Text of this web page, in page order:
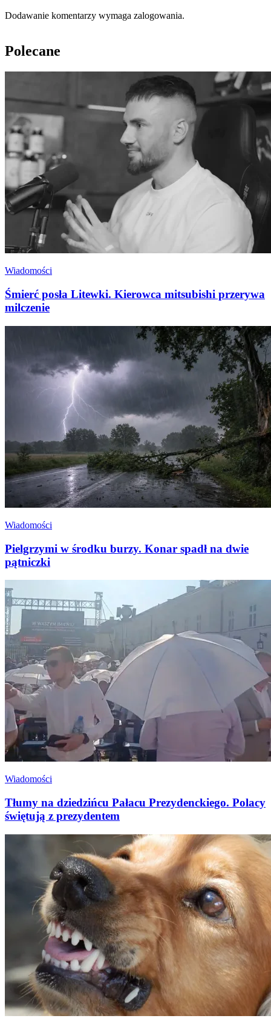
Dodawanie komentarzy wymaga zalogowania.
Polecane
Wiadomości
Śmierć posła Litewki. Kierowca mitsubishi przerywa
milczenie
Wiadomości
Pielgrzymi w środku burzy. Konar spadł na dwie
pątniczki
Wiadomości
Tłumy na dziedzińcu Pałacu Prezydenckiego. Polacy
świętują z prezydentem